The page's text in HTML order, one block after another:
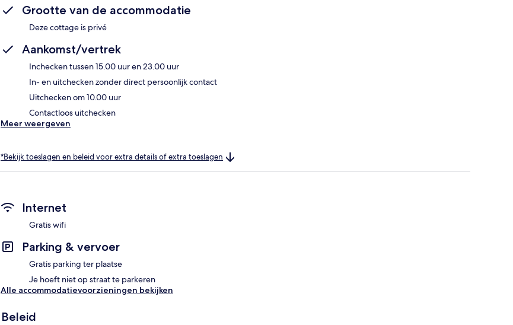
Grootte van de accommodatie
Deze cottage is privé
Aankomst/vertrek
Inchecken tussen 15.00 uur en 23.00 uur
In- en uitchecken zonder direct persoonlijk contact
Uitchecken om 10.00 uur
Contactloos uitchecken
Meer weergeven
*Bekijk toeslagen en beleid voor extra details of extra toeslagen
Internet
Gratis wifi
Parking & vervoer
Gratis parking ter plaatse
Je hoeft niet op straat te parkeren
Alle accommodatievoorzieningen bekijken
Beleid